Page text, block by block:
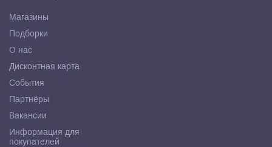
Магазины
Подборки
О нас
Дисконтная карта
События
Партнёры
Вакансии
Информация для
покупателей